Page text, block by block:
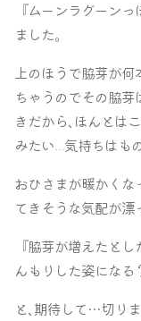
『ムーンラグーン
ました｡
上のほうで脇芽が
ちゃうのでその脇
きだから､ほんとは
みたい…気持ちはも
おひさまが暖かく
てきそうな気配が漂
『脇芽が増えたと
んもりした姿になる
と､期待して…切り